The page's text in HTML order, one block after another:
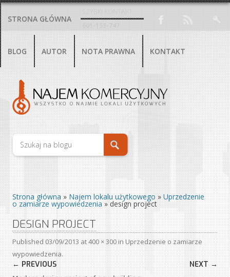
STRONA GŁÓWNA
BLOG AUTOR NOTA PRAWNA KONTAKT
Strona główna»Najem lokalu użytkowego»Uprzedzenie
o zamiarze wypowiedzenia»design project
DESIGN PROJECT
Published03/09/2013at400 × 300inUprzedzenie o zamiarze
wypowiedzenia.
← PREVIOUS NEXT →